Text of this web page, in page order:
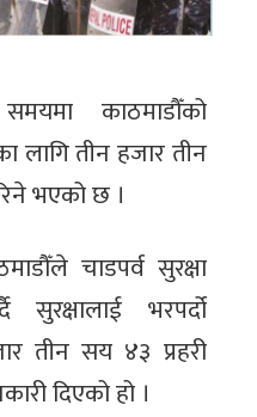
काठमाडौँको
लागि तीन हजार तीन
भएको छ ।
चाडपर्व सुरक्षा
सुरक्षालाई भरपर्दो
तीन सय ४३ प्रहरी
दिएको हो ।